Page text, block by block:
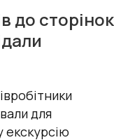
до сторінок
для
екскурсію